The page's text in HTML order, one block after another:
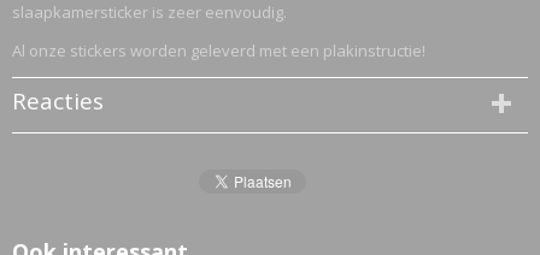
slaapkamersticker is zeer eenvoudig.
Al onze stickers worden geleverd met een plakinstructie!
Reacties